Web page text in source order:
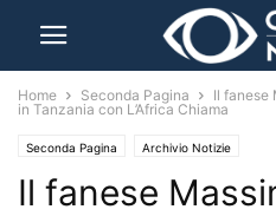
Home Seconda Pagina
Il fanese
in Tanzania con L’Africa Chiama
Seconda Pagina Archivio Notizie
Il fanese